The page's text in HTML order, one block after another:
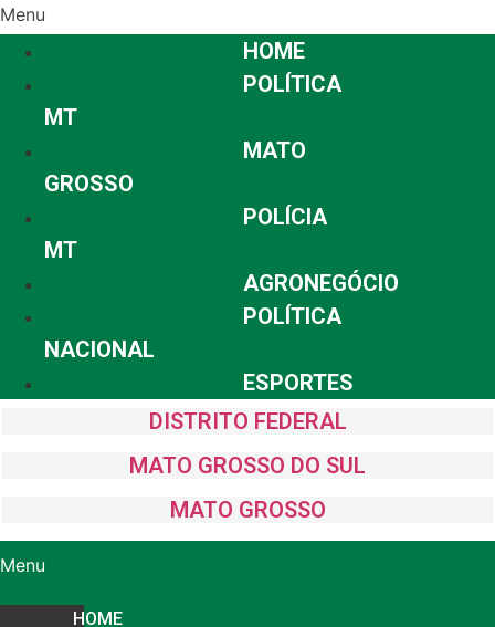
Menu
HOME
POLÍTICA
MT
MATO
GROSSO
POLÍCIA
MT
AGRONEGÓCIO
POLÍTICA
NACIONAL
ESPORTES
DISTRITO FEDERAL
MATO GROSSO DO SUL
MATO GROSSO
Menu
HOME